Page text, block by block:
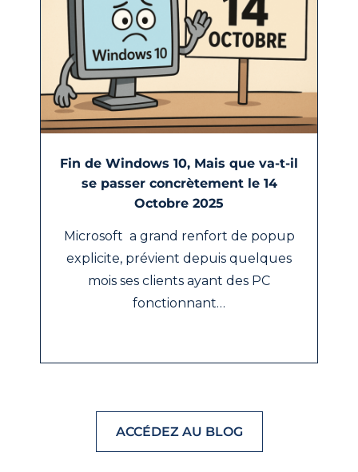
Fin de Windows 10, Mais que va-t-il
se passer concrètement le 14
Octobre 2025
Microsoft a grand renfort de popup
explicite, prévient depuis quelques
mois ses clients ayant des PC
fonctionnant…
ACCÉDEZ AU BLOG